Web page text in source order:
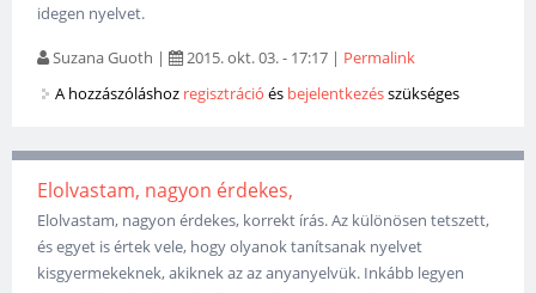
idegen nyelvet.
Suzana Guoth | 2015. okt. 03. - 17:17 | Permalink
A hozzászóláshoz regisztráció és bejelentkezésszükséges
Elolvastam, nagyon érdekes,
Elolvastam, nagyon érdekes, korrekt írás. Az különösen tetszett,
és egyet is értek vele, hogy olyanok tanítsanak nyelvet
kisgyermekeknek, akiknek az az anyanyelvük. Inkább legyen